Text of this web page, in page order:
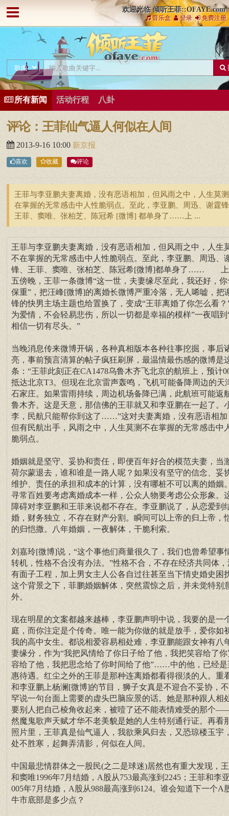
欢迎光临 倾听王菲::OFAYE.com
音乐盒 登录 免费注册
所有新闻 活动行程 八卦
评论：王菲仙气逼人何似在人间
2013-9-16 10:00 新京报
喜欢 收藏 评论
王菲与李亚鹏夫妻离婚，没有恶语相加，但风雨之中，人生莫
在掌握的无常感击中人性脆弱点。至此，李亚鹏、周迅、谢霆
王菲、窦唯、张柏芝、陈冠希 [微博] 都单身了……上 ...
王菲与李亚鹏夫妻离婚，没有恶语相加，但风雨之中，人生
不在掌握的无常感击中人性脆弱点。至此，李亚鹏、周迅、
锋、王菲、窦唯、张柏芝、陈冠希[微博]都单身了……
五傍晚，王菲一条微博“这一世，夫妻缘尽至此，我还好，你
保重”，把汪峰[微博]的离婚长微博严重冷落，无人唏嘘，把
锋的快男主场主题也给置换了，变成“王菲离婚了你怎么看？
为爱情，不会轻易悲伤，所以一切都是幸福的模样”一夜唱到
相信一切有尽头。”
当晚消息传来微博开锅，各种真相版本各种往事挖掘，事后
亮，事前预言清算的帖子疯狂刷屏，最温情最伤感的微博是
条：“王菲此刻正在CA1478乌鲁木齐飞北京的航班上，预计
抵达北京T3。但现在北京雷声轰鸣，飞机可能备降周边的天
石家庄。如果雷雨持续，周边机场备降已满，此航班可能返
鲁木齐。这是天意，那信佛的王菲就又和李亚鹏在一起了。
李，民航只能帮你到这了……”这对夫妻离婚，没有恶语相加
但有民航出手，风雨之中，人生莫测不在掌握的无常感击中
脆弱点。
婚姻就是坚守、妥协和责任，即便百年好合的模范夫妻，当
荷尔蒙退去，谁和谁是一路人呢？如果没有坚守的信念、妥
维护、责任的承担和成本的计算，没有哪桩不可以离的婚姻
寻常百姓要考虑离婚成本一样，公众人物要考虑公众形象。
障碍对李亚鹏和王菲来说都不存在。李亚鹏说了，从恋爱到
婚，财务独立，不存在财产分割。瞬间可以上帝的归上帝，
的归恺撒。八年婚姻，一夜解体，干脆利索。
刘嘉玲[微博]说，“这个事他们商量很久了，我们也曾希望事
转机，性格不合没有办法。”性格不合，不存在经济共同体，
有面子工程，加上男女主人公各自过往甚至当下情史婚史困
这个背景之下，菲鹏婚姻解体，突然震惊之后，并未觉特别
外。
现在明星的文案都越来越棒，李亚鹏声明中说，我要的是一
庭，而你注定是个传奇。唯一能为你做的就是放手，爱你如
我的高中女生。都说相爱容易相处难，李亚鹏能跟女神有八
妻缘分，作为“我把风情给了你日子给了他，我把笑容给了你
容给了他，我把思念给了你时间给了他”……中的他，已经是
惠待遇。红尘之外的王菲是那种连离婚都看得很淡的人。重
和李亚鹏上杨澜[微博]的节目，狮子女真是不迎合不妥协，
罕说一句台面上需要的虚头巴脑应景的话。她是那种跟人相
要别人把自己棱角收起来，被噎了还不能表情难受的那个
然魔鬼歌声天赋才华不老美貌是她的人生特别通行证。再看
照片里，王菲真是仙气逼人，我欲乘风归去，又恐琼楼玉宇
处不胜寒，起舞弄清影，何似在人间。
中国最悲情群体之一股民(之二是球迷)居然也有重大发现，
和窦唯1996年7月结婚，A股从753最高涨到2245；王菲和李
005年7月结婚，A股从988最高涨到6124。谁会知道下一个A
牛市底部是多少点？